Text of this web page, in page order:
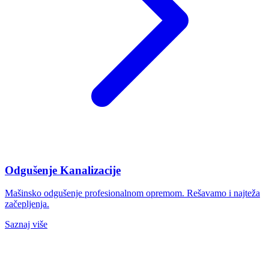
Odgušenje Kanalizacije
Mašinsko odgušenje profesionalnom opremom. Rešavamo i najteža
začepljenja.
Saznaj više